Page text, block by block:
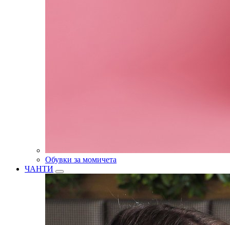
Обувки за момичета
ЧАНТИ